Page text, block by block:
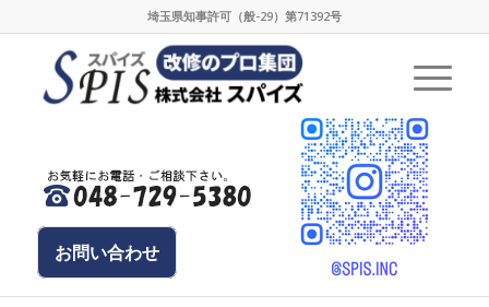
埼玉県知事許可（般-29）第71392号
お問い合わせ